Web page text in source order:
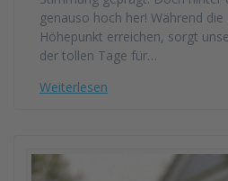
genauso hoch her! Während
Höhepunkt erreichen, sorgt
der tollen Tage für…
Weiterlesen